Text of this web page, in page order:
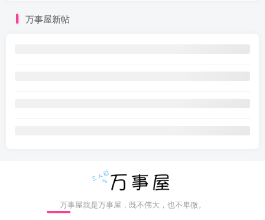
万事屋新帖
万事屋就是万事屋，既不伟大，也不卑微。